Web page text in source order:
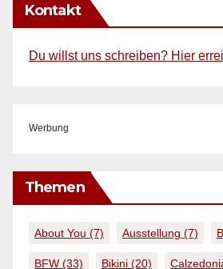
Kontakt
Du willst uns schreiben? Hier
Werbung
Themen
About You (7) Ausstellung (7)
BFW (33) Bikini (20)